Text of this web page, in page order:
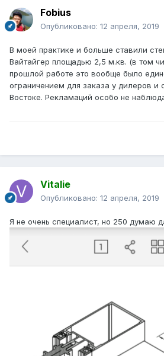
Fobius
Опубликовано: 12 апреля, 2019
В моей практике и больше ставили
Вайтайгер площадью 2,5 м.кв. (в том
прошлой работе это вообще было
ограничением для заказа у дилеров и
Востоке. Рекламаций особо не
Vitalie
Опубликовано: 12 апреля, 2019
Я не очень специалист, но 250 думаю